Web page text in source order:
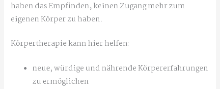
haben das Empfinden, keinen Zugang mehr zum
eigenen Körper zu haben.
Körpertherapie kann hier helfen:
neue, würdige und nährende Körpererfahrungen
zu ermöglichen